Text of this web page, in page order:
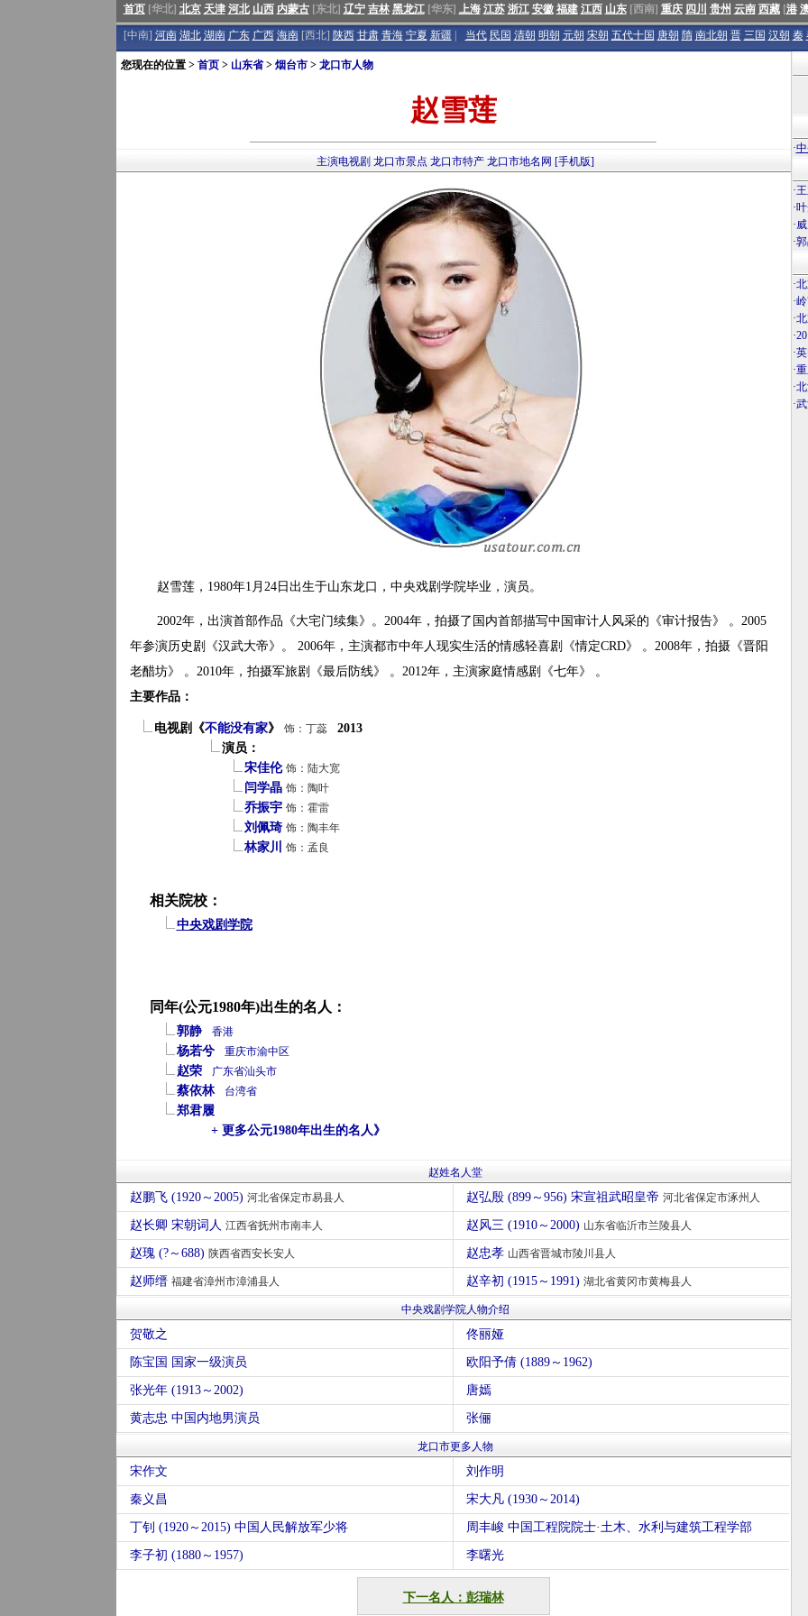
首页[华北] 北京 天津 河北 山西 内蒙古[东北] 辽宁 吉林 黑龙江[华东] 上海 江苏 浙江 安徽 福建 江西 山东[西南] 重庆 四川 贵州 云南 西藏[港
[中南] 河南 湖北 湖南 广东 广西 海南[西北] 陕西 甘肃 青海 宁夏 新疆 当代 民国 清朝 明朝 元朝 宋朝 五代十国 唐朝 隋 南北朝 晋 三国 汉朝 秦
您现在的位置 > 首页> 山东省> 烟台市> 龙口市人物
赵雪莲
主演电视剧 龙口市景点 龙口市特产 龙口市地名网 [手机版]
赵雪莲，1980年1月24日出生于山东龙口，中央戏剧学院毕业，演员。
2002年，出演首部作品《大宅门续集》。2004年，拍摄了国内首部描写中国审计人风采的《审计报告》 。2005
年参演历史剧《汉武大帝》。 2006年，主演都市中年人现实生活的情感轻喜剧《情定CRD》 。2008年，拍摄《晋阳
老醋坊》 。2010年，拍摄军旅剧《最后防线》 。2012年，主演家庭情感剧《七年》 。
主要作品：
电视剧《不能没有家》 饰：丁蕊
2013
演员：
宋佳伦 饰：陆大宽
闫学晶 饰：陶叶
乔振宇 饰：霍雷
刘佩琦 饰：陶丰年
林家川 饰：孟良
相关院校：
中央戏剧学院
同年(公元1980年)出生的名人：
郭静 香港
杨若兮 重庆市渝中区
赵荣 广东省汕头市
蔡依林 台湾省
郑君履
+ 更多公元1980年出生的名人》
赵姓名人堂
赵鹏飞 (1920～2005) 河北省保定市易县人 赵弘殷 (899～956) 宋宣祖武昭皇帝 河北省保定市涿州人
赵长卿 宋朝词人 江西省抚州市南丰人 赵风三 (1910～2000) 山东省临沂市兰陵县人
赵瑰 (?～688) 陕西省西安长安人 赵忠孝 山西省晋城市陵川县人
赵师缙 福建省漳州市漳浦县人 赵辛初 (1915～1991) 湖北省黄冈市黄梅县人
中央戏剧学院人物介绍
贺敬之 佟丽娅
陈宝国 国家一级演员 欧阳予倩 (1889～1962)
张光年 (1913～2002) 唐嫣
黄志忠 中国内地男演员 张俪
龙口市更多人物
宋作文 刘作明
秦义昌 宋大凡 (1930～2014)
丁钊 (1920～2015) 中国人民解放军少将 周丰峻 中国工程院院士·土木、水利与建筑工程学部
李子初 (1880～1957) 李曙光
下一名人：彭瑞林
·
·
·
·
·
·
·
·
·
·
·
·
·